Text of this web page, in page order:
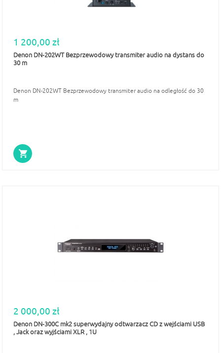
1 200,00 zł
Denon DN-202WT Bezprzewodowy transmiter audio na dystans do
30 m
Denon DN-202WT Bezprzewodowy transmiter audio na odległość do 30
m
2 000,00 zł
Denon DN-300C mk2 superwydajny odtwarzacz CD z wejściami USB
, Jack oraz wyjściami XLR , 1U